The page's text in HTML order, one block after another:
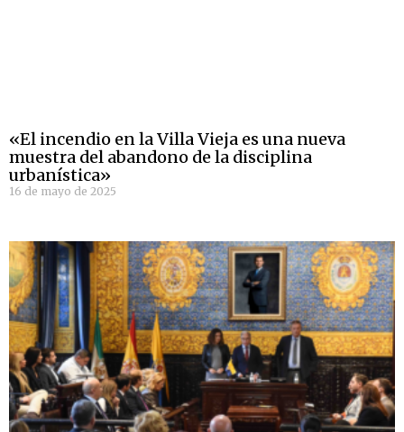
«El incendio en la Villa Vieja es una nueva
muestra del abandono de la disciplina
urbanística»
16 de mayo de 2025